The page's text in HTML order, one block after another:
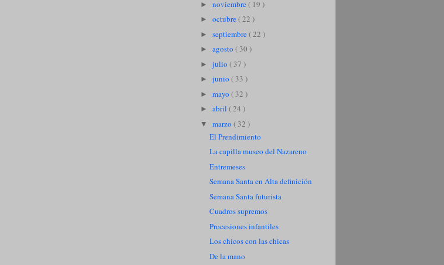
► noviembre( 19 )
► octubre( 22 )
► septiembre( 22 )
► agosto ( 30 )
► julio ( 37 )
► junio ( 33 )
► mayo ( 32 )
► abril ( 24 )
▼ marzo ( 32 )
El Prendimiento
La capilla museo del Nazareno
Entremeses
Semana Santa en Alta definición
Semana Santa futurista
Cuadros supremos
Procesiones infantiles
Los chicos con las chicas
De la mano